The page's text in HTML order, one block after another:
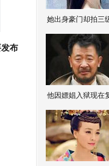
布
她出身豪门却拍三
他因嫖娼入狱现在